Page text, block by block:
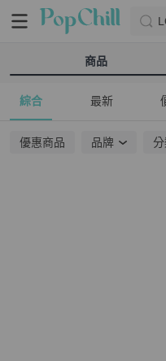
商品
綜合 最新
優惠商品 品牌